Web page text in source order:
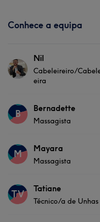
Conhece a equipa
Nil
Cabeleireiro/
eira
Serviços
B Bernadette
Massagista
Serviços
M Mayara
Massagista
Serviços
TV Tatiane
Técnico/a de Unhas